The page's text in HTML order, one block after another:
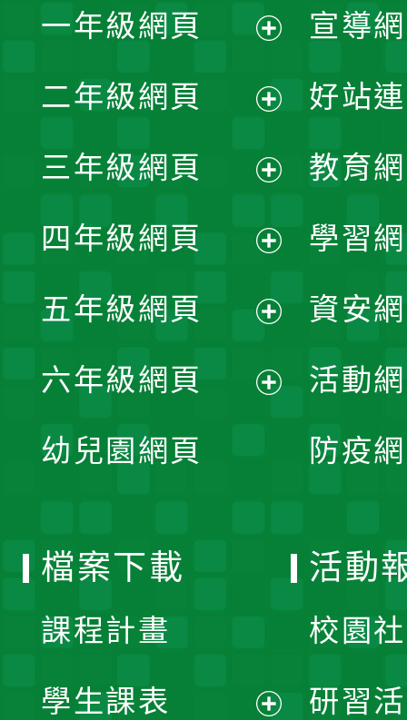
一年級網頁
開
選
單
二年級網頁
開
選
單
三年級網頁
開
選
單
四年級網頁
開
選
五年級網頁
開
六年級網頁
幼兒園網頁
宣導
好站
教育
學習
資安
活動
防疫
檔案下載
課程計畫
學生課表
活動
校園
研習